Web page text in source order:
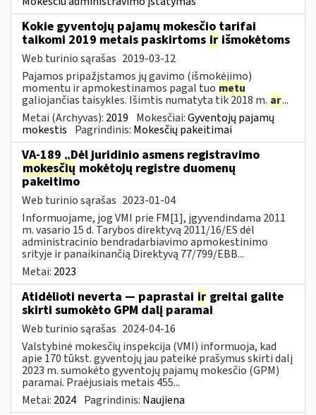
Kokie gyventojų pajamų mokesčio tarifai
taikomi 2019 metais paskirtoms ir išmokėtoms
Web turinio sąrašas 2019-03-12
Pajamos pripažįstamos jų gavimo (išmokėjimo)
momentu ir apmokestinamos pagal tuo metu
galiojančias taisykles. Išimtis numatyta tik 2018 m. ar...
Metai (Archyvas): 2019 Mokesčiai:Gyventojų pajamų
mokestis Pagrindinis: Mokesčių pakeitimai
VA-189 „Dėl juridinio asmens registravimo
mokesčių mokėtojų registre duomenų
pakeitimo
Web turinio sąrašas 2023-01-04
Informuojame, jog VMI prie FM[1], įgyvendindama 2011
m. vasario 15 d. Tarybos direktyvą 2011/16/ES dėl
administracinio bendradarbiavimo apmokestinimo
srityje ir panaikinančią Direktyvą 77/799/EBB...
Metai: 2023
Atidėlioti neverta — paprastai ir greitai galite
skirti sumokėto GPM dalį paramai
Web turinio sąrašas 2024-04-16
Valstybinė mokesčių inspekcija (VMI) informuoja, kad
apie 170 tūkst. gyventojų jau pateikė prašymus skirti dalį
2023 m. sumokėto gyventojų pajamų mokesčio (GPM)
paramai. Praėjusiais metais 455...
Metai: 2024 Pagrindinis: Naujiena